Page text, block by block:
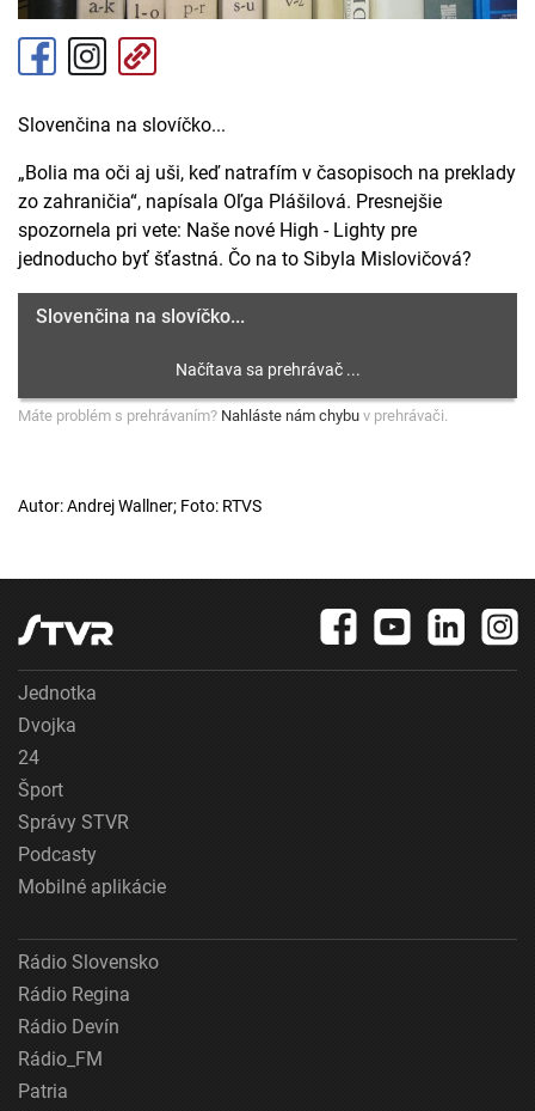
Slovenčina na slovíčko...
„Bolia ma oči aj uši, keď natrafím v časopisoch na preklady
zo zahraničia“, napísala Oľga Plášilová. Presnejšie
spozornela pri vete: Naše nové High - Lighty pre
jednoducho byť šťastná. Čo na to Sibyla Mislovičová?
Slovenčina na slovíčko...
Máte problém s prehrávaním? Nahláste nám chybu v prehrávači.
Autor: Andrej Wallner; Foto: RTVS
Jednotka
Dvojka
24
Šport
Správy STVR
Podcasty
Mobilné aplikácie
Rádio Slovensko
Rádio Regina
Rádio Devín
Rádio_FM
Patria